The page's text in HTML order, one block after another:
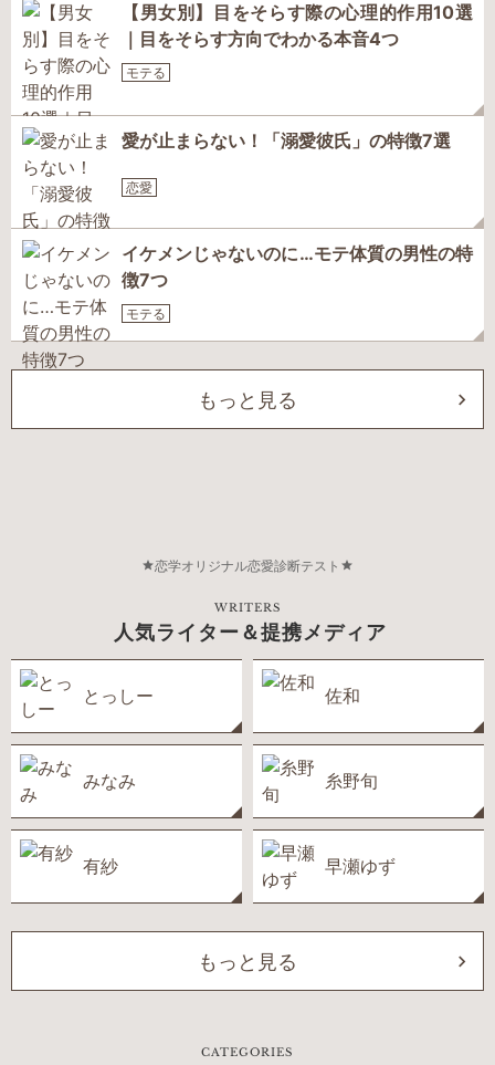
【男女別】目をそらす際の心理的作用10選
｜目をそらす方向でわかる本音4つ
モテる
愛が止まらない！「溺愛彼氏」の特徴7選
恋愛
イケメンじゃないのに…モテ体質の男性の特
徴7つ
モテる
もっと見る
恋学オリジナル恋愛診断テスト
WRITERS
人気ライター＆提携メディア
とっしー 佐和
みなみ 糸野旬
有紗 早瀬ゆず
もっと見る
CATEGORIES